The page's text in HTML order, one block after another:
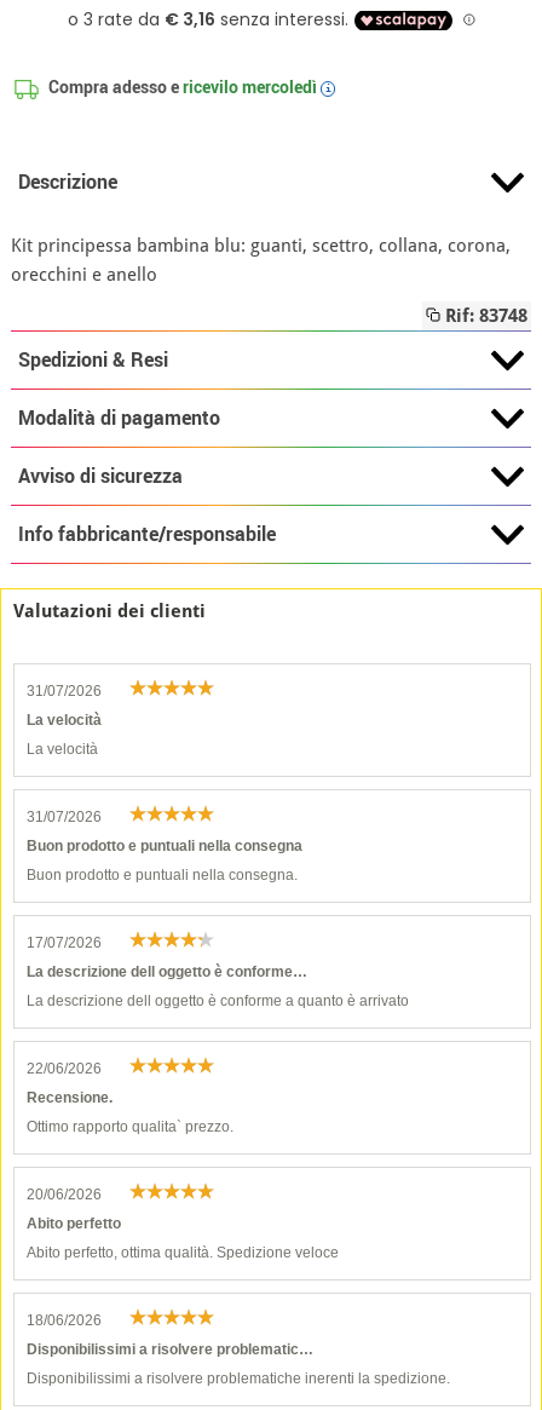
Compra adesso ericevilomercoledì i
Descrizione
Kit principessa bambina blu: guanti, scettro, collana, corona,
orecchini e anello
Rif: 83748
Spedizioni & Resi
Modalità di pagamento
Avviso di sicurezza
Info fabbricante/responsabile
Valutazioni dei clienti
31/07/2026
La velocità
La velocità
31/07/2026
Buon prodotto e puntuali nella consegna
Buon prodotto e puntuali nella consegna.
17/07/2026
La descrizione dell oggetto è conforme…
La descrizione dell oggetto è conforme a quanto è arrivato
22/06/2026
Recensione.
Ottimo rapporto qualita` prezzo.
20/06/2026
Abito perfetto
Abito perfetto, ottima qualità. Spedizione veloce
18/06/2026
Disponibilissimi a risolvere problematic…
Disponibilissimi a risolvere problematiche inerenti la spedizione.